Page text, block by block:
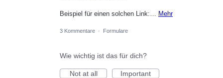
Beispiel für einen solchen Link:… Mehr
3 Kommentare · Formulare
Wie wichtig ist das für dich?
Not at all
Important